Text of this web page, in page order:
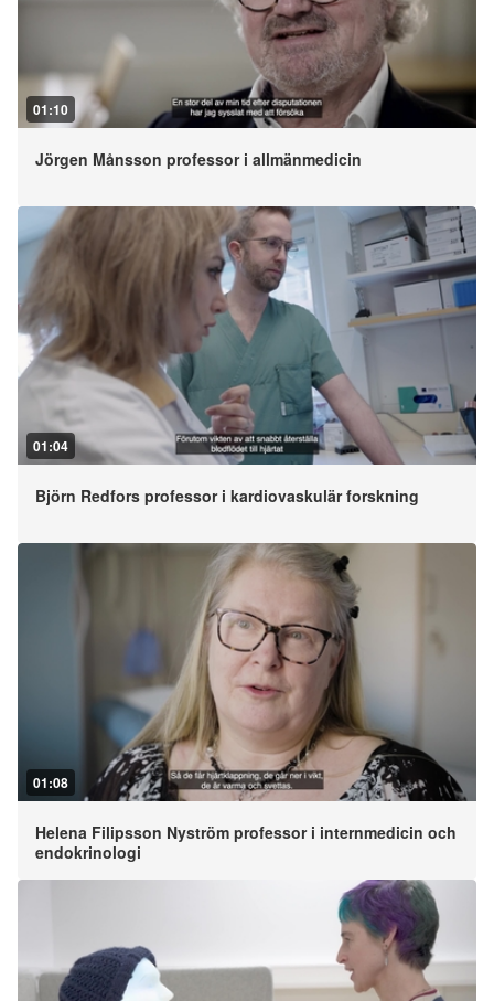
01:10
Jörgen Månsson professor i allmänmedicin
01:04
Björn Redfors professor i kardiovaskulär forskning
01:08
Helena Filipsson Nyström professor i internmedicin och
endokrinologi